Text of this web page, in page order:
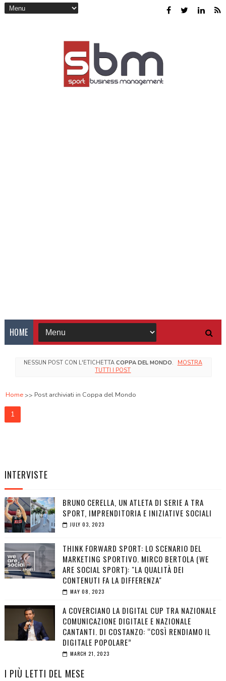
HOME
NESSUN POST CON L'ETICHETTACOPPA DEL MONDO.
MOSTRA
TUTTI I POST
Home Post archiviati in Coppa del Mondo
1
INTERVISTE
BRUNO CERELLA, UN ATLETA DI SERIE A TRA
SPORT, IMPRENDITORIA E INIZIATIVE SOCIALI
JULY 03, 2023
THINK FORWARD SPORT: LO SCENARIO DEL
MARKETING SPORTIVO. MIRCO BERTOLA (WE
ARE SOCIAL SPORT): "LA QUALITÀ DEI
CONTENUTI FA LA DIFFERENZA"
MAY 08, 2023
A COVERCIANO LA DIGITAL CUP TRA NAZIONALE
COMUNICAZIONE DIGITALE E NAZIONALE
CANTANTI. DI COSTANZO: “COSÌ RENDIAMO IL
DIGITALE POPOLARE”
MARCH 21, 2023
I PIÙ LETTI DEL MESE